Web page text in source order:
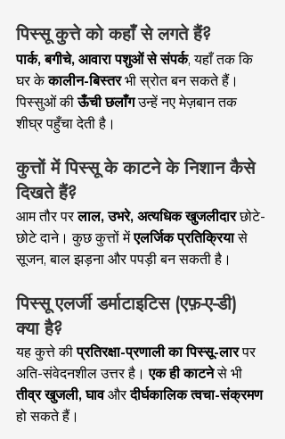
पिस्सू कुत्ते को कहाँ से लगते हैं?
पार्क, बगीचे, आवारा पशुओं से संपर्क, यहाँ तक कि
घर के कालीन-बिस्तर भी स्रोत बन सकते हैं।
पिस्सुओं की ऊँची छलाँग उन्हें नए मेज़बान तक
शीघ्र पहुँचा देती है।
कुत्तों में पिस्सू के काटने के निशान कैसे
दिखते हैं?
आम तौर पर लाल, उभरे, अत्यधिक खुजलीदार छोटे-
छोटे दाने। कुछ कुत्तों में एलर्जिक प्रतिक्रिया से
सूजन, बाल झड़ना और पपड़ी बन सकती है।
पिस्सू एलर्जी डर्माटाइटिस (एफ़-ए-डी)
क्या है?
यह कुत्ते की प्रतिरक्षा-प्रणाली का पिस्सू-लार पर
अति-संवेदनशील उत्तर है। एक ही काटने से भी
तीव्र खुजली, घाव और दीर्घकालिक त्वचा-संक्रमण
हो सकते हैं।